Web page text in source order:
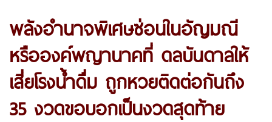
พลังอำนาจพิเศษซ่อนในอัญมณี
หรือองค์พญานาคที่ ดลบันดาลให้
เสี่ยโรงน้ำดื่ม ถูกหวยติดต่อกันถึง
35 งวดขอบอกเป็นงวดสุดท้าย